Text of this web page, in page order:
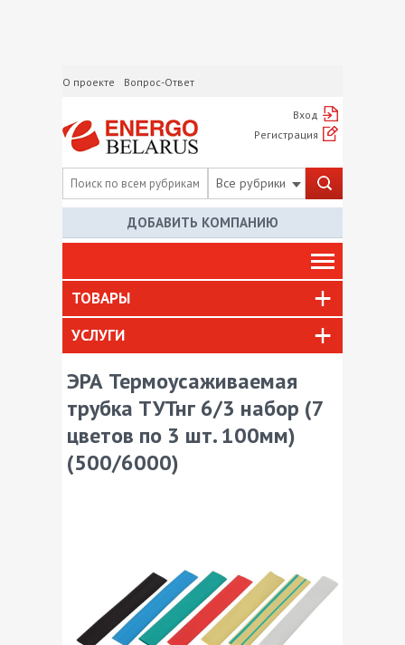
О проекте Вопрос-Ответ
Вход
Регистрация
Все рубрики
ДОБАВИТЬ КОМПАНИЮ
ТОВАРЫ
УСЛУГИ
ЭРА Термоусаживаемая
трубка ТУТнг 6/3 набор (7
цветов по 3 шт. 100мм)
(500/6000)